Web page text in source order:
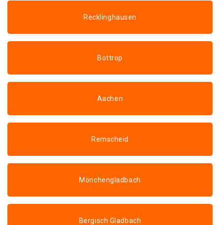
Recklinghausen
Bottrop
Aachen
Remscheid
Mönchengladbach
Bergisch Gladbach